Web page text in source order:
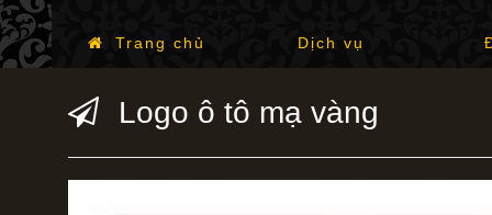
Trang chủ Dịch vụ
Logo ô tô mạ vàng